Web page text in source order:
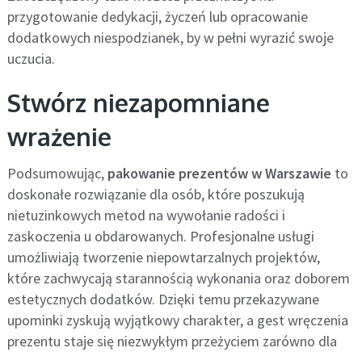
przygotowanie dedykacji, życzeń lub opracowanie
dodatkowych niespodzianek, by w pełni wyrazić swoje
uczucia.
Stwórz niezapomniane
wrażenie
Podsumowując, pakowanie prezentów w Warszawie to
doskonałe rozwiązanie dla osób, które poszukują
nietuzinkowych metod na wywołanie radości i
zaskoczenia u obdarowanych. Profesjonalne usługi
umożliwiają tworzenie niepowtarzalnych projektów,
które zachwycają starannością wykonania oraz doborem
estetycznych dodatków. Dzięki temu przekazywane
upominki zyskują wyjątkowy charakter, a gest wręczenia
prezentu staje się niezwykłym przeżyciem zarówno dla